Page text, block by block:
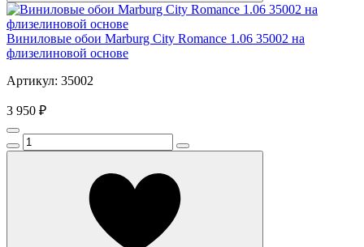
Виниловые обои Marburg City Romance 1.06 35002 на
флизелиновой основе
Артикул: 35002
3 950 ₽